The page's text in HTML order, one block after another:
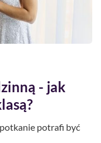
- jak
potrafi być